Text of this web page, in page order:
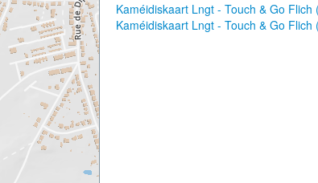
Kaméidiskaart Lngt - Touch & Go Flich
Kaméidiskaart Lngt - Touch & Go Flich